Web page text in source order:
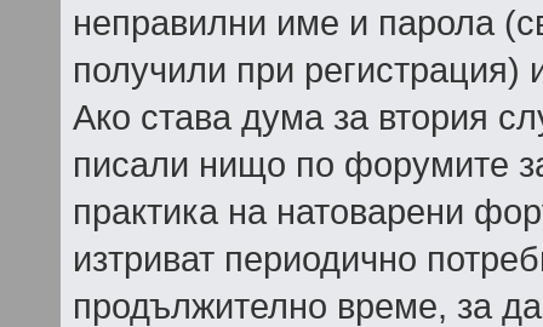
неправилни име и парола
получили при регистрация)
Ако става дума за втория
писали нищо по форумите
практика на натоварени
изтриват периодично
продължително време, за